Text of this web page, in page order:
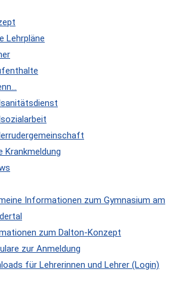
Lehrpläne
Krankmeldung
Informationen zum Gymnasium am
zum Dalton-Konzept
zur Anmeldung
für Lehrerinnen und Lehrer (Login)